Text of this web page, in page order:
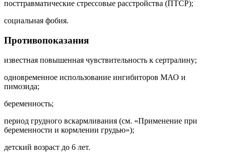
посттравматические стрессовые расстройства (ПТСР);
социальная фобия.
Противопоказания
известная повышенная чувствительность к сертралину;
одновременное использование ингибиторов МАО и
пимозида;
беременность;
период грудного вскармливания (см. «Применение при
беременности и кормлении грудью»);
детский возраст до 6 лет.